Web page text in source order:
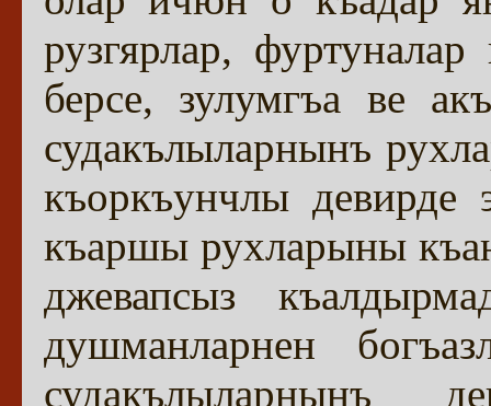
рузгярлар,
берсе, зулумгъа ве
судакълыларнынъ
къоркъунчлы девирде
къаршы рухларыны
джевапсыз
душманларнен
судакълыларнынъ